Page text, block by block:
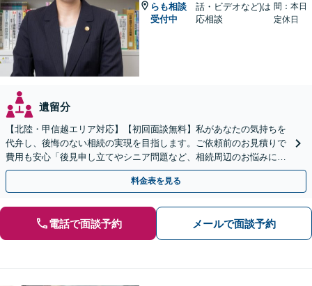
らも相談
受付中
話・ビデオなど)は
応相談
間：本日
定休日
遺留分
【北陸・甲信越エリア対応】【初回面談無料】私があなたの気持ちを
代弁し、後悔のない相続の実現を目指します。ご依頼前のお見積りで
費用も安心「後見申し立てやシニア問題など、相続周辺のお悩みにも
対処可能」【WEB面談対応】
料金表を見る
電話で面談予約 メールで面談予約